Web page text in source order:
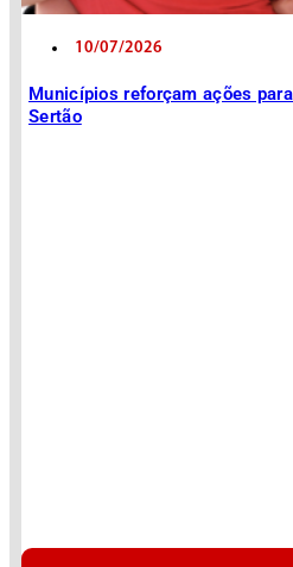
10/07/2026
Municípios reforçam ações
Sertão